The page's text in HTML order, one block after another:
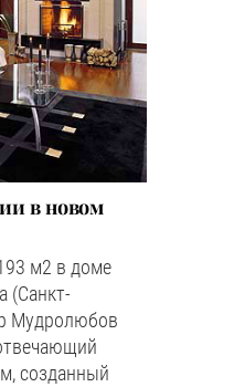
в новом
м2 в доме
(Санкт-
Мудролюбов
созданный